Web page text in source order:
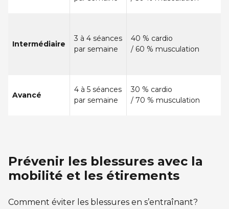
Intermédiaire
3 à 4 séances
par semaine
40 % cardio
/ 60 % musculation
Avancé
4 à 5 séances
par semaine
30 % cardio
/ 70 % musculation
Prévenir les blessures avec la
mobilité et les étirements
Comment éviter les blessures en s’entraînant?